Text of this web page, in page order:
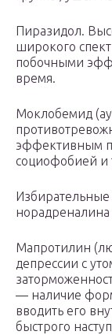
Пиразидол.
широкого
побочными
время.
Моклобемид
эффективным
социофобией и
Избирательные
норадреналина
Мапротилин
депрессии с
— наличие
вводить его
быстрого